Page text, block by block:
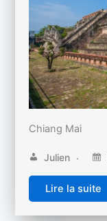
Chiang Mai
Julien
Lire la suite